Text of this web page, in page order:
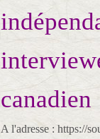
canadien
A l'adresse : https://